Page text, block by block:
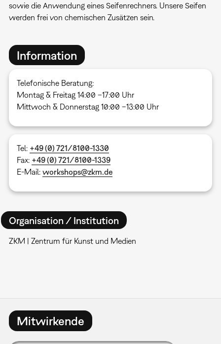
sowie die Anwendung eines Seifenrechners. Unsere Seifen
werden frei von chemischen Zusätzen sein.
Information
Telefonische Beratung:
Montag & Freitag 14:00 –17:00 Uhr
Mittwoch & Donnerstag 10:00 –13:00 Uhr
Tel: +49 (0) 721/8100-1330
Fax: +49 (0) 721/8100-1339
E-Mail: workshops@zkm.de
Organisation / Institution
ZKM | Zentrum für Kunst und Medien
Mitwirkende